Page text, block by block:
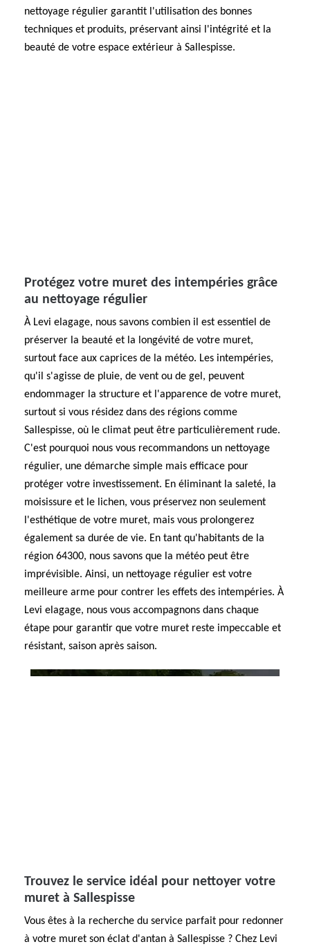
nettoyage régulier garantit l'utilisation des bonnes
techniques et produits, préservant ainsi l'intégrité et la
beauté de votre espace extérieur à Sallespisse.
Protégez votre muret des intempéries grâce
au nettoyage régulier
À Levi elagage, nous savons combien il est essentiel de
préserver la beauté et la longévité de votre muret,
surtout face aux caprices de la météo. Les intempéries,
qu'il s'agisse de pluie, de vent ou de gel, peuvent
endommager la structure et l'apparence de votre muret,
surtout si vous résidez dans des régions comme
Sallespisse, où le climat peut être particulièrement rude.
C'est pourquoi nous vous recommandons un nettoyage
régulier, une démarche simple mais efficace pour
protéger votre investissement. En éliminant la saleté, la
moisissure et le lichen, vous préservez non seulement
l'esthétique de votre muret, mais vous prolongerez
également sa durée de vie. En tant qu'habitants de la
région 64300, nous savons que la météo peut être
imprévisible. Ainsi, un nettoyage régulier est votre
meilleure arme pour contrer les effets des intempéries. À
Levi elagage, nous vous accompagnons dans chaque
étape pour garantir que votre muret reste impeccable et
résistant, saison après saison.
Trouvez le service idéal pour nettoyer votre
muret à Sallespisse
Vous êtes à la recherche du service parfait pour redonner
à votre muret son éclat d'antan à Sallespisse ? Chez Levi